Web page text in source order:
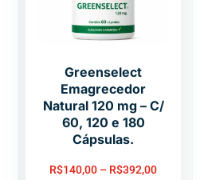
Greenselect
Emagrecedor
Natural 120 mg – C/
60, 120 e 180
Cápsulas.
R$140,00 – R$392,00